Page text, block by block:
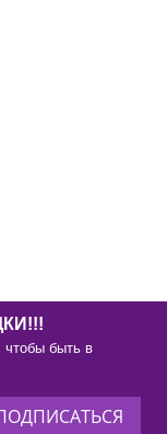
чтобы быть в